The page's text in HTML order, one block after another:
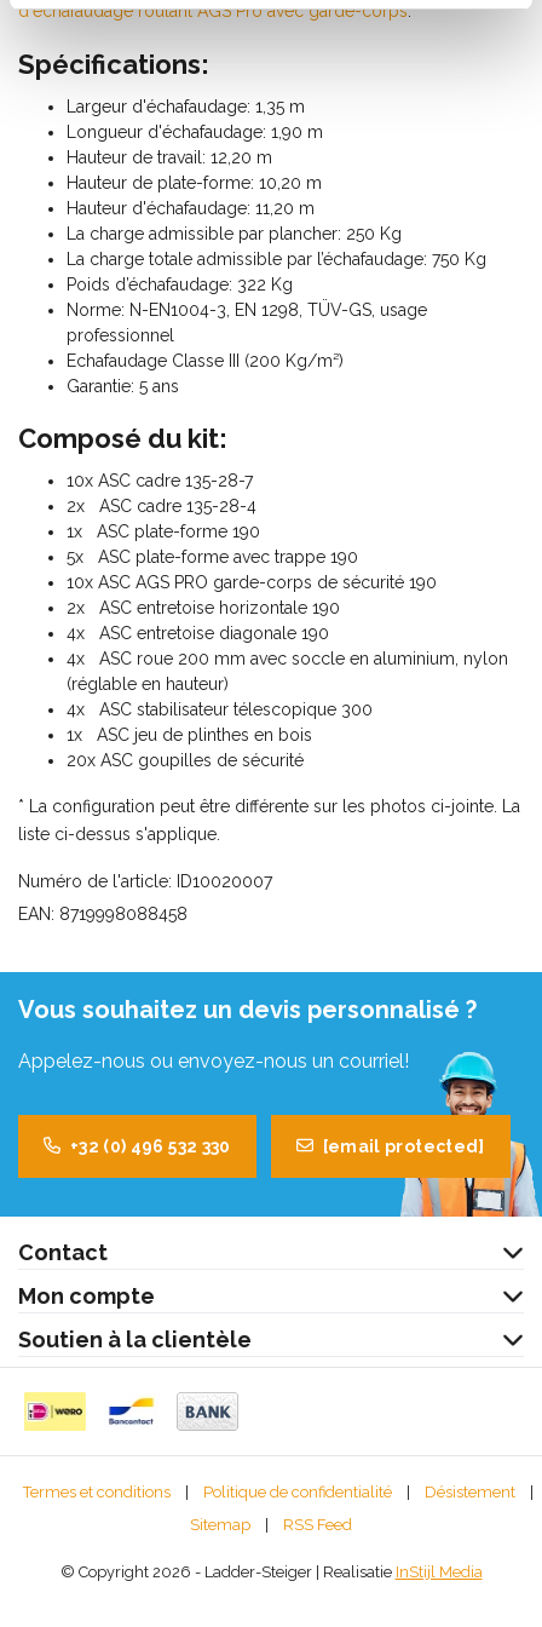
d'échafaudage roulant AGS Pro avec garde-corps.
Spécifications:
Largeur d'échafaudage: 1,35 m
Longueur d'échafaudage: 1,90 m
Hauteur de travail: 12,20 m
Hauteur de plate-forme: 10,20 m
Hauteur d'échafaudage: 11,20 m
La charge admissible par plancher: 250 Kg
La charge totale admissible par l’échafaudage: 750 Kg
Poids d’échafaudage: 322 Kg
Norme: N-EN1004-3, EN 1298, TÜV-GS, usage
professionnel
Echafaudage Classe III (200 Kg/m²)
Garantie: 5 ans
Composé du kit:
10x ASC cadre 135-28-7
2x ASC cadre 135-28-4
1x ASC plate-forme 190
5x ASC plate-forme avec trappe 190
10x ASC AGS PRO garde-corps de sécurité 190
2x ASC entretoise horizontale 190
4x ASC entretoise diagonale 190
4x ASC roue 200 mm avec soccle en aluminium, nylon
(réglable en hauteur)
4x ASC stabilisateur télescopique 300
1x ASC jeu de plinthes en bois
20x ASC goupilles de sécurité
* La configuration peut être différente sur les photos ci-jointe. La
liste ci-dessus s'applique.
Numéro de l'article: ID10020007
EAN: 8719998088458
Vous souhaitez un devis personnalisé ?
Appelez-nous ou envoyez-nous un courriel!
+32 (0) 496 532 330 [email protected]
Contact
Mon compte
Soutien à la clientèle
Termes et conditions | Politique de confidentialité | Désistement
|
Sitemap
| RSS Feed
© Copyright 2026 - Ladder-Steiger | Realisatie InStijl Media